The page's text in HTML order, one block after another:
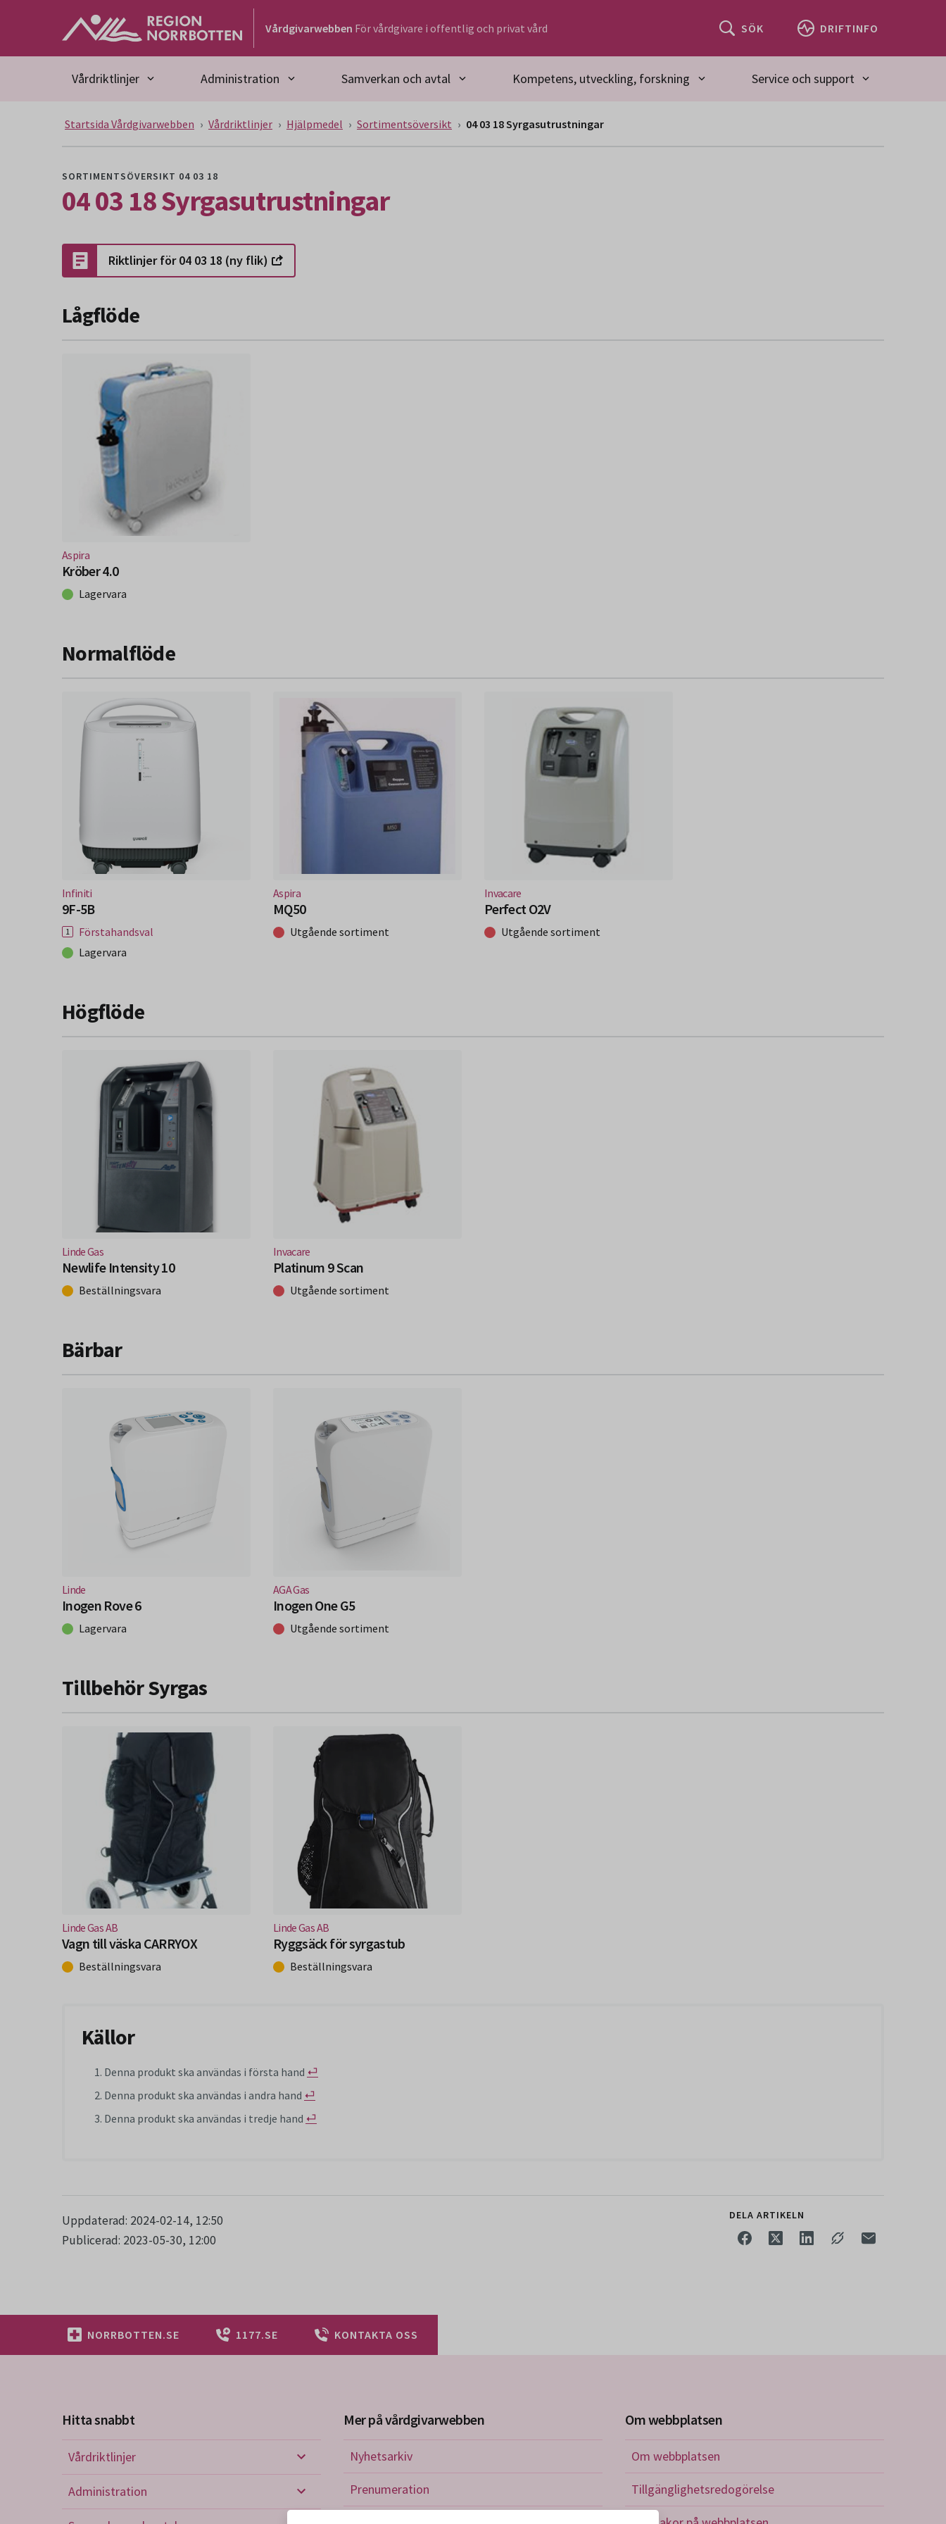
Gå till huvudmeny
Gå till övergripande innehåll
Vårdgivarwebben För vårdgivare i offentlig och privat vård SÖK DRIFTINFO
Vårdriktlinjer Administration Samverkan och avtal Kompetens, utveckling, forskning Service och support
Startsida Vårdgivarwebben Vårdriktlinjer Hjälpmedel Sortimentsöversikt 04 03 18 Syrgasutrustningar
SORTIMENTSÖVERSIKT 04 03 18
04 03 18 Syrgasutrustningar
Riktlinjer för 04 03 18 (ny flik)
Lågflöde
Aspira
Kröber 4.0
(Nytt fönster)
Lagervara
Normalflöde
Infiniti
9F-5B
(Nytt fönster)
Förstahandsval
Lagervara
Aspira
MQ50
(Nytt fönster)
Utgående sortiment
Invacare
Perfect O2V
(Nytt fönster)
Utgående sortiment
Högflöde
Linde Gas
Newlife Intensity 10
(Nytt fönster)
Beställningsvara
Invacare
Platinum 9 Scan
(Nytt fönster)
Utgående sortiment
Bärbar
Linde
Inogen Rove 6
(Nytt fönster)
Lagervara
AGA Gas
Inogen One G5
(Nytt fönster)
Utgående sortiment
Tillbehör Syrgas
Linde Gas AB
Vagn till väska CARRYOX
(Nytt fönster)
Beställningsvara
Linde Gas AB
Ryggsäck för syrgastub
(Nytt fönster)
Beställningsvara
Källor
Denna produkt ska användas i första hand ⏎
Denna produkt ska användas i andra hand ⏎
Denna produkt ska användas i tredje hand ⏎
Uppdaterad: 2024-02-14, 12:50
Publicerad: 2023-05-30, 12:00
DELA ARTIKELN
NORRBOTTEN.SE 1177.SE KONTAKTA OSS
Hitta snabbt
Vårdriktlinjer
Vårdriktlinjer
Administration
Mer på vårdgivarwebben
Nyhetsarkiv
Prenumeration
Om webbplatsen
Om webbplatsen
Tillgänglighetsredogörelse